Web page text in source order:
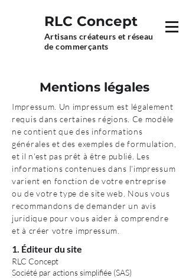
RLC Concept
Artisans créateurs et réseau
de commerçants
Mentions légales
Impressum. Un impressum est légalement
requis dans certaines régions. Ce modèle
ne contient que des informations
générales et des exemples de formulation,
et il n'est pas prêt à être publié. Les
informations contenues dans l’impressum
varient en fonction de votre entreprise
ou de votre type de site web. Nous vous
recommandons de demander un avis
juridique pour vous aider à comprendre
et à créer votre impressum.
1. Éditeur du site
RLC Concept
Société par actions simplifiée (SAS)